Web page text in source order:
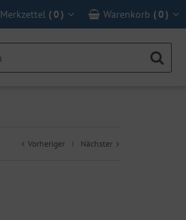
Warenkorb (0 )
Merkzettel (0 )
Vorheriger | Nächster